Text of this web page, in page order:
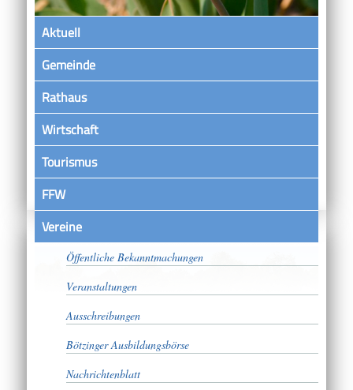
Aktuell
Gemeinde
Rathaus
Wirtschaft
Tourismus
FFW
VereineSatzungen
Öffentliche Bekanntmachungen
Veranstaltungen
Ausschreibungen
Bötzinger Ausbildungsbörse
Nachrichtenblatt